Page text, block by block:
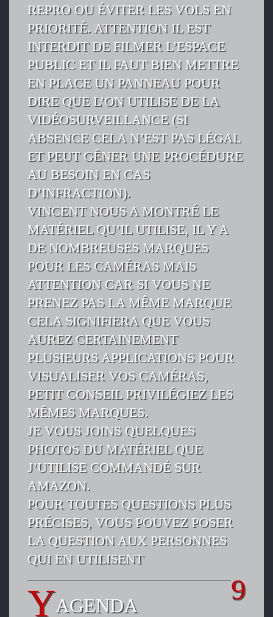
REPRO OU ÉVITER LES VOLS EN
PRIORITÉ. ATTENTION IL EST
INTERDIT DE FILMER L’ESPACE
PUBLIC ET IL FAUT BIEN METTRE
EN PLACE UN PANNEAU POUR
DIRE QUE L’ON UTILISE DE LA
VIDÉOSURVEILLANCE (SI
ABSENCE CELA N’EST PAS LÉGAL
ET PEUT GÊNER UNE PROCÉDURE
AU BESOIN EN CAS
D’INFRACTION).
VINCENT NOUS A MONTRÉ LE
MATÉRIEL QU’IL UTILISE, IL Y A
DE NOMBREUSES MARQUES
POUR LES CAMÉRAS MAIS
ATTENTION CAR SI VOUS NE
PRENEZ PAS LA MÊME MARQUE
CELA SIGNIFIERA QUE VOUS
AUREZ CERTAINEMENT
PLUSIEURS APPLICATIONS POUR
VISUALISER VOS CAMÉRAS,
PETIT CONSEIL PRIVILÉGIEZ LES
MÊMES MARQUES.
JE VOUS JOINS QUELQUES
PHOTOS DU MATÉRIEL QUE
J’UTILISE COMMANDÉ SUR
AMAZON.
POUR TOUTES QUESTIONS PLUS
PRÉCISES, VOUS POUVEZ POSER
LA QUESTION AUX PERSONNES
QUI EN UTILISENT
AGENDA